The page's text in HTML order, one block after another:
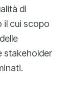
di
il cui scopo
stakeholder